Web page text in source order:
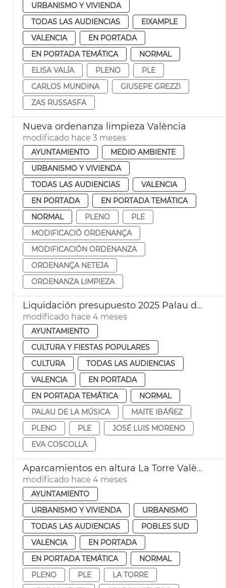
URBANISMO Y VIVIENDA
TODAS LAS AUDIENCIAS
EIXAMPLE
VALENCIA
EN PORTADA
EN PORTADA TEMÁTICA
NORMAL
ELISA VALÍA
PLENO
PLE
CARLOS MUNDINA
GIUSEPE GREZZI
ZAS RUSSASFA
Nueva ordenanza limpieza València
modificado hace 3 meses
AYUNTAMIENTO
MEDIO AMBIENTE
URBANISMO Y VIVIENDA
TODAS LAS AUDIENCIAS
VALENCIA
EN PORTADA
EN PORTADA TEMÁTICA
NORMAL
PLENO
PLE
MODIFICACIÓ ORDENANÇA
MODIFICACIÓN ORDENANZA
ORDENANÇA NETEJA
ORDENANZA LIMPIEZA
Liquidación presupuesto 2025 Palau de la Música València
modificado hace 4 meses
AYUNTAMIENTO
CULTURA Y FIESTAS POPULARES
CULTURA
TODAS LAS AUDIENCIAS
VALENCIA
EN PORTADA
EN PORTADA TEMÁTICA
NORMAL
PALAU DE LA MÚSICA
MAITE IBÁÑEZ
PLENO
PLE
JOSÉ LUIS MORENO
EVA COSCOLLÀ
Aparcamientos en altura La Torre València
modificado hace 4 meses
AYUNTAMIENTO
URBANISMO Y VIVIENDA
URBANISMO
TODAS LAS AUDIENCIAS
POBLES SUD
VALENCIA
EN PORTADA
EN PORTADA TEMÁTICA
NORMAL
PLENO
PLE
LA TORRE